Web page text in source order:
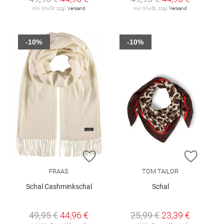
inkl. MwSt. zzgl. Versand inkl. MwSt. zzgl. Versand
ZUR WUNSCHLISTE HINZUFÜGEN
FRAAS
Schal Cashminkschal
49,95 €44,96 €
-10%
ZUR
TOM TAILOR
Schal
25,99 € 23,39 €
-10%